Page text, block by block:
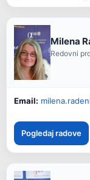
Milena
Redovni
Email:
Pogledaj radove